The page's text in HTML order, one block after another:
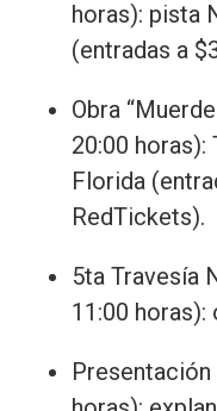
horas): pista
(entradas a
Obra
20:00
Florida
RedTickets).
5ta Travesía
11:00 horas):